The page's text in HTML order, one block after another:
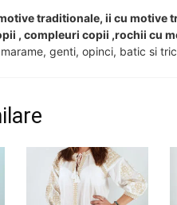
traditionale, ii cu motive
, compleuri copii ,rochii cu
genti, opinci, batic si